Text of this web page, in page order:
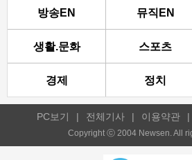
방송EN 뮤직EN
생활.문화 스포츠
경제 정치
PC보기 | 전체기사 | 이용약관 |
Copyright ⓒ 2004 Newsen. All